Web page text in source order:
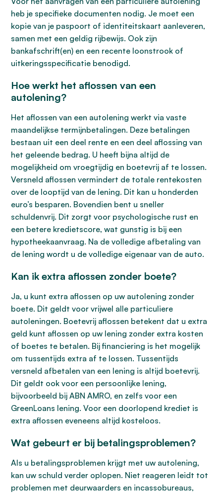
heb je specifieke documenten nodig. Je moet een
kopie van je paspoort of identiteitskaart aanleveren,
samen met een geldig rijbewijs. Ook zijn
bankafschrift(en) en een recente loonstrook of
uitkeringsspecificatie benodigd.
Hoe werkt het aflossen van een
autolening?
Het aflossen van een autolening werkt via vaste
maandelijkse termijnbetalingen. Deze betalingen
bestaan uit een deel rente en een deel aflossing van
het geleende bedrag. U heeft bijna altijd de
mogelijkheid om vroegtijdig en boetevrij af te lossen.
Versneld aflossen vermindert de totale rentekosten
over de looptijd van de lening. Dit kan u honderden
euro’s besparen. Bovendien bent u sneller
schuldenvrij. Dit zorgt voor psychologische rust en
een betere kredietscore, wat gunstig is bij een
hypotheekaanvraag. Na de volledige afbetaling van
de lening wordt u de volledige eigenaar van de auto.
Kan ik extra aflossen zonder boete?
Ja, u kunt extra aflossen op uw autolening zonder
boete. Dit geldt voor vrijwel alle particuliere
autoleningen. Boetevrij aflossen betekent dat u extra
geld kunt aflossen op uw lening zonder extra kosten
of boetes te betalen. Bij financiering is het mogelijk
om tussentijds extra af te lossen. Tussentijds
versneld afbetalen van een lening is altijd boetevrij.
Dit geldt ook voor een persoonlijke lening,
bijvoorbeeld bij ABN AMRO, en zelfs voor een
GreenLoans lening. Voor een doorlopend krediet is
extra aflossen eveneens altijd kosteloos.
Wat gebeurt er bij betalingsproblemen?
Als u betalingsproblemen krijgt met uw autolening,
kan uw schuld verder oplopen. Niet reageren leidt tot
problemen met deurwaarders en incassobureaus,